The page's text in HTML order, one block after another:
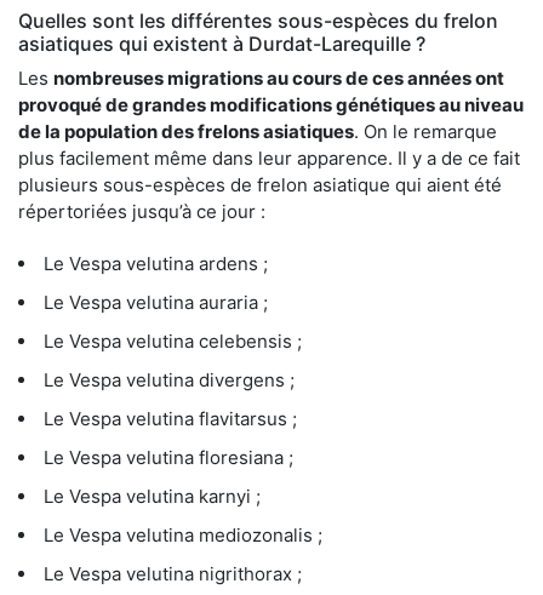
Quelles sont les différentes sous-espèces du frelon
asiatiques qui existent à Durdat-Larequille ?
Les nombreuses migrations au cours de ces années ont
provoqué de grandes modifications génétiques au niveau
de la population des frelons asiatiques. On le remarque
plus facilement même dans leur apparence. Il y a de ce fait
plusieurs sous-espèces de frelon asiatique qui aient été
répertoriées jusqu’à ce jour :
Le Vespa velutina ardens ;
Le Vespa velutina auraria ;
Le Vespa velutina celebensis ;
Le Vespa velutina divergens ;
Le Vespa velutina flavitarsus ;
Le Vespa velutina floresiana ;
Le Vespa velutina karnyi ;
Le Vespa velutina mediozonalis ;
Le Vespa velutina nigrithorax ;